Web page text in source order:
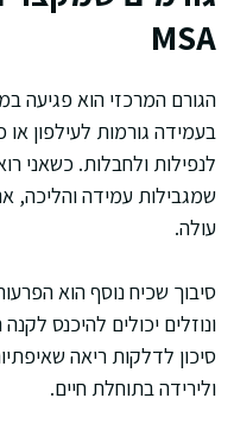
MSA
הגורם המרכזי הוא פגיעה
בעמידה גורמות לעילפון או
לנפילות ולחבלות. כשאני
שמגבילות עמידה והליכה,
עולה.
סיבוך שכיח נוסף הוא
ונוזלים יכולים להיכנס
סיכון לדלקות ריאה
ולירידה בתוחלת חיים.